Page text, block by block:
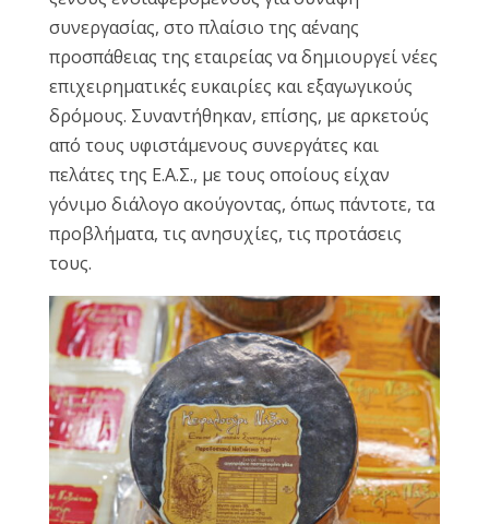
συνεργασίας, στο πλαίσιο της αέναης
προσπάθειας της εταιρείας να δημιουργεί νέες
επιχειρηματικές ευκαιρίες και εξαγωγικούς
δρόμους. Συναντήθηκαν, επίσης, με αρκετούς
από τους υφιστάμενους συνεργάτες και
πελάτες της Ε.Α.Σ., με τους οποίους είχαν
γόνιμο διάλογο ακούγοντας, όπως πάντοτε, τα
προβλήματα, τις ανησυχίες, τις προτάσεις
τους.